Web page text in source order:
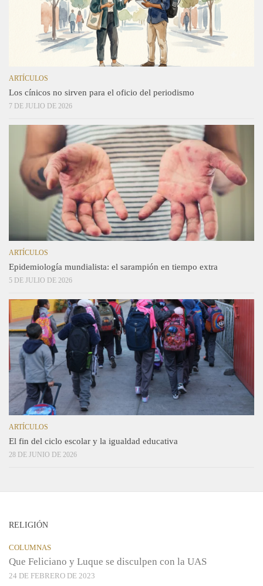
ARTÍCULOS
Los cínicos no sirven para el oficio del periodismo
7 DE JULIO DE 2026
ARTÍCULOS
Epidemiología mundialista: el sarampión en tiempo extra
5 DE JULIO DE 2026
ARTÍCULOS
El fin del ciclo escolar y la igualdad educativa
28 DE JUNIO DE 2026
RELIGIÓN
COLUMNAS
Que Feliciano y Luque se disculpen con la UAS
24 DE FEBRERO DE 2023